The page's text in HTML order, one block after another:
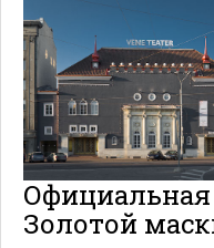
Золотой